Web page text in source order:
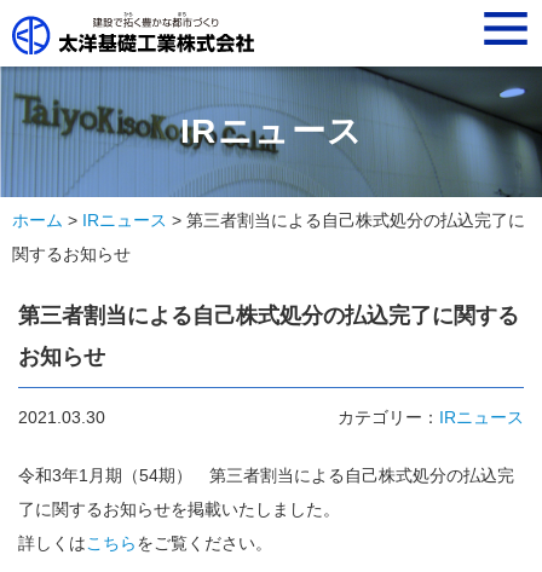
t
o
g
g
e
n
a
g
IRニュース
ホーム > IRニュース > 第三者割当による自己株式処分の払込完了に
関するお知らせ
第三者割当による自己株式処分の払込完了に関する
お知らせ
2021.03.30 カテゴリー： IRニュース
令和3年1月期（54期） 第三者割当による自己株式処分の払込完
了に関するお知らせを掲載いたしました。
詳しくはこちらをご覧ください。